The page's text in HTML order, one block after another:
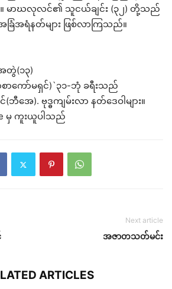
။ မာဃလုလင်၏ သူငယ်ချင်း (၃၂) တို့သည်
ြံအရံနတ်များ ဖြစ်လာကြသည်။
အတွဲ(၁၃)
ာစာကော်မရှင်)`၃၁-ဘုံ ခရီးသည်
(ဘီအေ). ဗုဒ္ဓကျမ်းလာ နတ်ဒေဝါများ။
မှ ကူးယူပါသည်
Next article
အဇာတသတ်မင်း
ARTICLES